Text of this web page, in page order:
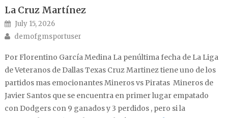
La Cruz Martínez
Posted on
July 15, 2026
Author
demofgmsportuser
Por Florentino García Medina La penúltima fecha de La Liga
de Veteranos de Dallas Texas Cruz Martinez tiene uno de los
partidos mas emocionantes Mineros vs Piratas Mineros de
Javier Santos que se encuentra en primer lugar empatado
con Dodgers con 9 ganados y 3 perdidos , pero si la